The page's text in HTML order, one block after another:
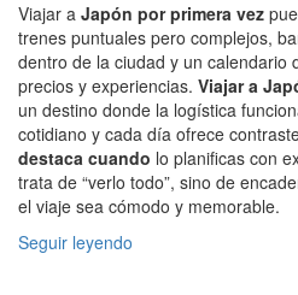
Viajar a Japón por primera vez
trenes puntuales pero complejos,
dentro de la ciudad y un calendario
precios y experiencias. Viajar a
un destino donde la logística
cotidiano y cada día ofrece
destaca cuando lo planificas con
trata de “verlo todo”, sino de
el viaje sea cómodo y memorable.
Seguir leyendo